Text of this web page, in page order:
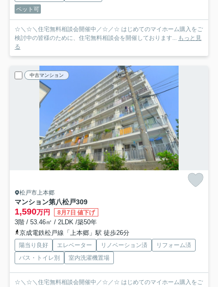
ペット可
☆＼☆＼住宅無料相談会開催中／☆／☆ はじめてのマイホーム購入をご
検討中の皆様のために、住宅無料相談会を開催しております... もっと見
る
中古マンション
松戸市上本郷
マンション第八松戸309
1,590万円 8月7日 値下げ
3階 / 53.46㎡ / 2LDK /築50年
京成電鉄松戸線「上本郷」駅 徒歩26分
陽当り良好 エレベーター リノベーション済
リフォーム済
バス・トイレ別
室内洗濯機置場
☆＼☆＼住宅無料相談会開催中／☆／☆ はじめてのマイホーム購入をご